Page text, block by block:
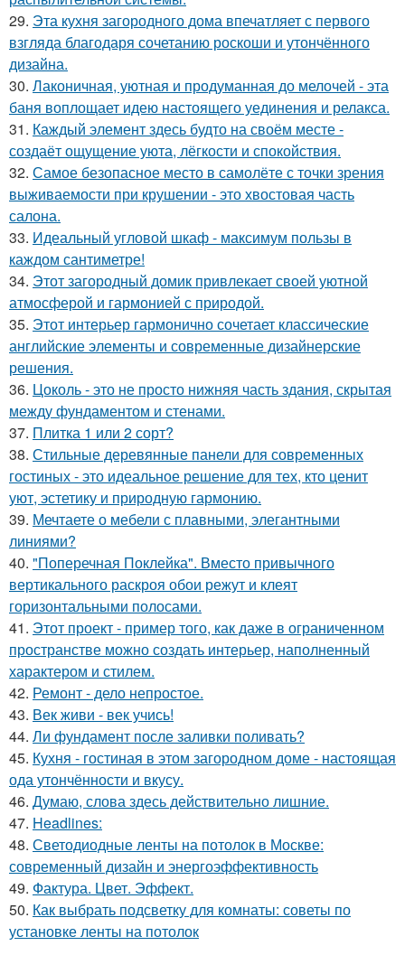
29. Эта кухня загородного дома впечатляет с первого
взгляда благодаря сочетанию роскоши и утончённого
дизайна.
30. Лаконичная, уютная и продуманная до мелочей - эта
баня воплощает идею настоящего уединения и релакса.
31. Каждый элемент здесь будто на своём месте -
создаёт ощущение уюта, лёгкости и спокойствия.
32. Самое безопасное место в самолёте с точки зрения
выживаемости при крушении - это хвостовая часть
салона.
33. Идеальный угловой шкаф - максимум пользы в
каждом сантиметре!
34. Этот загородный домик привлекает своей уютной
атмосферой и гармонией с природой.
35. Этот интерьер гармонично сочетает классические
английские элементы и современные дизайнерские
решения.
36. Цоколь - это не просто нижняя часть здания, скрытая
между фундаментом и стенами.
37. Плитка 1 или 2 сорт?
38. Стильные деревянные панели для современных
гостиных - это идеальное решение для тех, кто ценит
уют, эстетику и природную гармонию.
39. Мечтаете о мебели с плавными, элегантными
линиями?
40. "Поперечная Поклейка". Вместо привычного
вертикального раскроя обои режут и клеят
горизонтальными полосами.
41. Этот проект - пример того, как даже в ограниченном
пространстве можно создать интерьер, наполненный
характером и стилем.
42. Ремонт - дело непростое.
43. Век живи - век учись!
44. Ли фундамент после заливки поливать?
45. Кухня - гостиная в этом загородном доме - настоящая
ода утончённости и вкусу.
46. Думаю, слова здесь действительно лишние.
47. Headlines:
48. Светодиодные ленты на потолок в Москве:
современный дизайн и энергоэффективность
49. Фактура. Цвет. Эффект.
50. Как выбрать подсветку для комнаты: советы по
установке ленты на потолок